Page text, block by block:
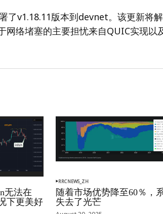
了v1.18.11版本到devnet。该更新将
网络堵塞的主要担忧来自QUIC实现以
无法在
下更美好
RRCNEWS_ZH
随着市场优势降至60％，
失去了光芒